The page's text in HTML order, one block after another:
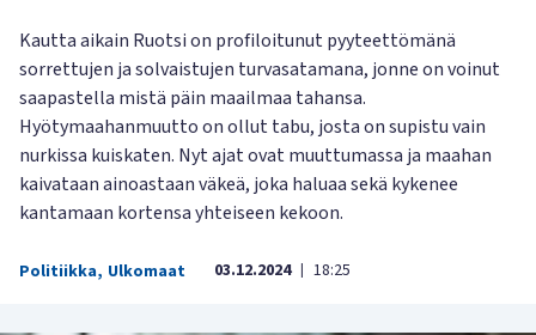
Kautta aikain Ruotsi on profiloitunut pyyteettömänä
sorrettujen ja solvaistujen turvasatamana, jonne on voinut
saapastella mistä päin maailmaa tahansa.
Hyötymaahanmuutto on ollut tabu, josta on supistu vain
nurkissa kuiskaten. Nyt ajat ovat muuttumassa ja maahan
kaivataan ainoastaan väkeä, joka haluaa sekä kykenee
kantamaan kortensa yhteiseen kekoon.
Politiikka, Ulkomaat 03.12.2024 | 18:25